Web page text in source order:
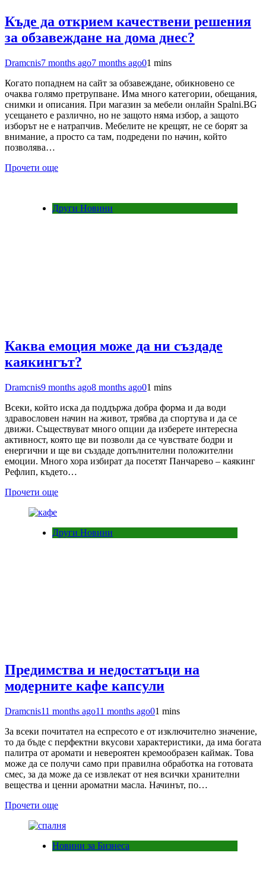
Къде да открием качествени решения
за обзавеждане на дома днес?
Dramcnis7 months ago7 months ago01 mins
Когато попаднем на сайт за обзавеждане, обикновено се
очаква голямо претрупване. Има много категории, обещания,
снимки и описания. При магазин за мебели онлайн Spalni.BG
усещането е различно, но не защото няма избор, а защото
изборът не е натрапчив. Мебелите не крещят, не се борят за
внимание, а просто са там, подредени по начин, който
позволява…
Прочети още
Други Новини
Каква емоция може да ни създаде
каякингът?
Dramcnis9 months ago8 months ago01 mins
Всеки, който иска да поддържа добра форма и да води
здравословен начин на живот, трябва да спортува и да се
движи. Съществуват много опции да изберете интересна
активност, която ще ви позволи да се чувствате бодри и
енергични и ще ви създаде допълнителни положителни
емоции. Много хора избират да посетят Панчарево – каякинг
Рефлип, където…
Прочети още
Други Новини
Предимства и недостатъци на
модерните кафе капсули
Dramcnis11 months ago11 months ago01 mins
За всеки почитател на еспресото е от изключително значение,
то да бъде с перфектни вкусови характеристики, да има богата
палитра от аромати и невероятен кремообразен каймак. Това
може да се получи само при правилна обработка на готовата
смес, за да може да се извлекат от нея всички хранителни
вещества и ценни ароматни масла. Начинът, по…
Прочети още
Новини за Бизнеса